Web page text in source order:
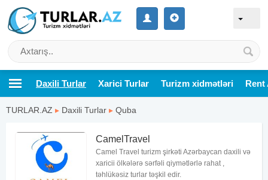
Daxili Turlar Xarici Turlar Turizm xidmətləri Rent
TURLAR.AZ ▸ Daxili Turlar ▸ Quba
CamelTravel
Camel Travel turizm şirkəti Azərbaycan daxili və
xaricii ölkələrə sərfəli qiymətlərlə rahat ,
təhlükəsiz turlar təşkil edir.